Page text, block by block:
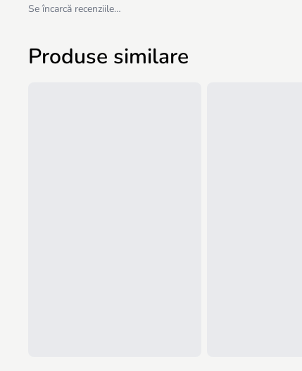
Se încarcă recenziile…
Produse similare